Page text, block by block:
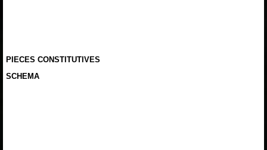
PIECES CONSTITUTIVES
SCHEMA